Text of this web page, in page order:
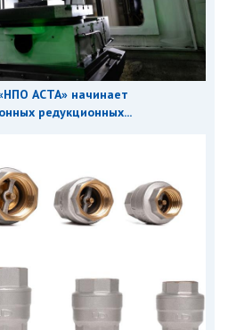
АСТА» начинает
редукционных...